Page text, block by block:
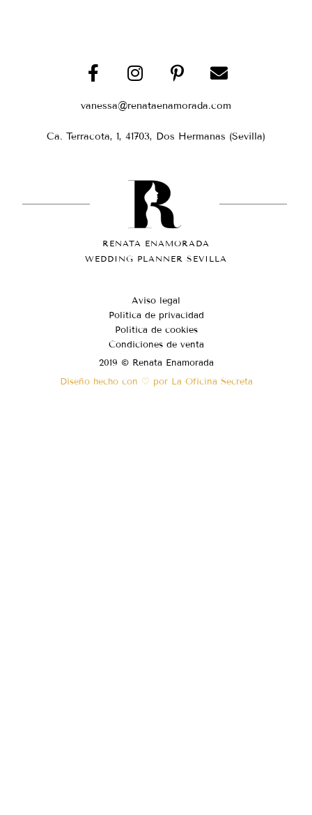
vanessa@renataenamorada.com
Ca. Terracota, 1, 41703, Dos Hermanas (Sevilla)
RENATA ENAMORADA
WEDDING PLANNER SEVILLA
Aviso legal
Política de privacidad
Política de cookies
Condiciones de venta
2019 © Renata Enamorada
Diseño hecho con ♡ por La Oficina Secreta